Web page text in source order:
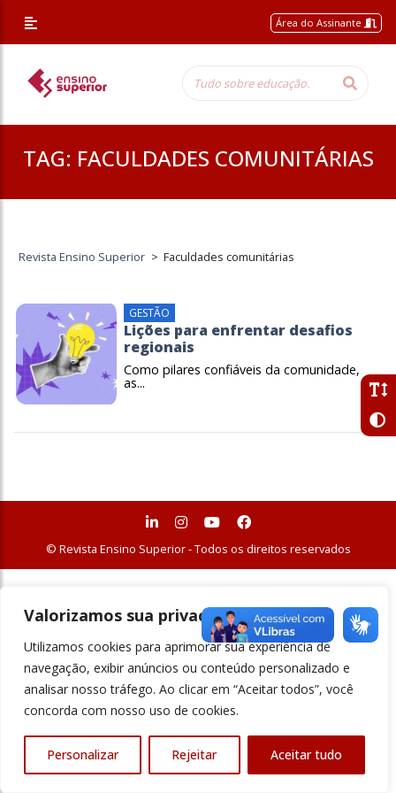
Valorizamos sua privacidade
Utilizamos cookies para aprimorar sua experiência de
navegação, exibir anúncios ou conteúdo personalizado e
analisar nosso tráfego. Ao clicar em “Aceitar todos”, você
concorda com nosso uso de cookies.
Personalizar Rejeitar Aceitar tudo
Área do Assinante
TAG: FACULDADES COMUNITÁRIAS
Revista Ensino Superior > Faculdades comunitárias
GESTÃO
Lições para enfrentar desafios
regionais
Como pilares confiáveis ​​da comunidade,
as...
© Revista Ensino Superior - Todos os direitos reservados